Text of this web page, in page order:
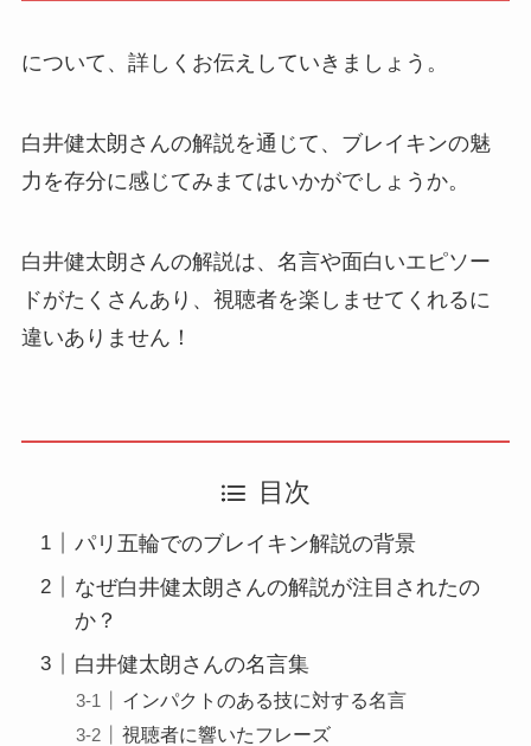
について、詳しくお伝えしていきましょう。
白井健太朗さんの解説を通じて、ブレイキンの魅
力を存分に感じてみまてはいかがでしょうか。
白井健太朗さんの解説は、名言や面白いエピソー
ドがたくさんあり、視聴者を楽しませてくれるに
違いありません！
目次
パリ五輪でのブレイキン解説の背景
なぜ白井健太朗さんの解説が注目されたの
か？
白井健太朗さんの名言集
インパクトのある技に対する名言
視聴者に響いたフレーズ